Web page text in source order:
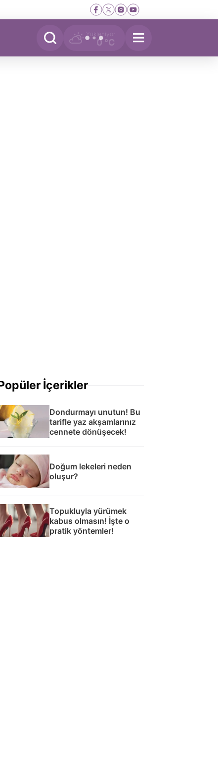
Yükleniyor
0 °C
İçerikler
Dondurmayı unutun! Bu
tarifle yaz akşamlarınız
cennete dönüşecek!
Doğum lekeleri neden
oluşur?
Topukluyla yürümek
kabus olmasın! İşte o
pratik yöntemler!